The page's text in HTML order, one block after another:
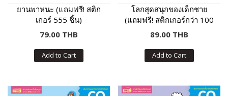
ยานพาหนะ (แถมฟรี! สติก
เกอร์ 555 ชิ้น)
79.00 THB
Add to Cart
โลกสุดสนุกของเด็กชาย
(แถมฟรี! สติกเกอร์กว่า 100
ชิ้น)
89.00 THB
Add to Cart